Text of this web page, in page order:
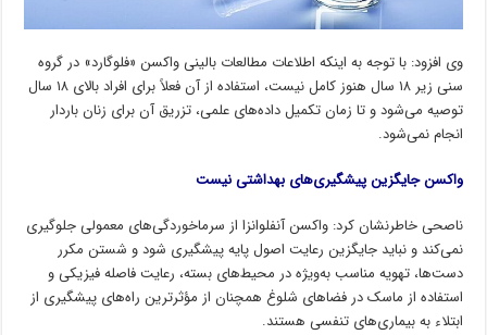
وی افزود: با توجه به اینکه اطلاعات مطالعات بالینی واکسن «فلوگارد» در گروه
سنی زیر ۱۸ سال هنوز کامل نیست، استفاده از آن فعلاً برای افراد بالای ۱۸ سال
توصیه می‌شود و تا زمان تکمیل داده‌های علمی، تزریق آن برای زنان باردار
انجام نمی‌شود.
واکسن جایگزین پیشگیری‌های بهداشتی نیست
ناصحی خاطرنشان کرد: واکسن آنفلوانزا از سرماخوردگی‌های معمولی جلوگیری
نمی‌کند و نباید جایگزین رعایت اصول پایه پیشگیری شود و شستن مکرر
دست‌ها، تهویه مناسب به‌ویژه در محیط‌های بسته، رعایت فاصله فیزیکی و
استفاده از ماسک در فضاهای شلوغ همچنان از مؤثرترین راه‌های پیشگیری از
ابتلاء به بیماری‌های تنفسی هستند.